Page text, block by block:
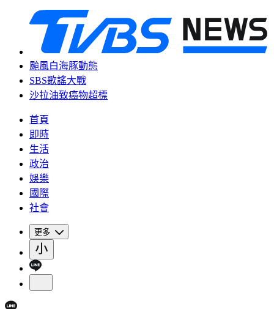
颱風白海豚動態
SBS歌謠大戰
沙拉油致癌物超標
首頁
即時
生活
政治
娛樂
國際
社會
更多